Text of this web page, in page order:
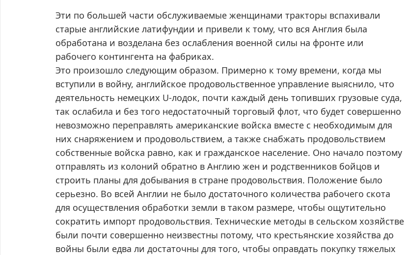
Эти по большей части обслуживаемые женщинами тракторы вспахивали
старые английские латифундии и привели к тому, что вся Англия была
обработана и возделана без ослабления военной силы на фронте или
рабочего контингента на фабриках.
Это произошло следующим образом. Примерно к тому времени, когда мы
вступили в войну, английское продовольственное управление выяснило, что
деятельность немецких U-лодок, почти каждый день топивших грузовые суда,
так ослабила и без того недостаточный торговый флот, что будет совершенно
невозможно переправлять американские войска вместе с необходимым для
них снаряжением и продовольствием, а также снабжать продовольствием
собственные войска равно, как и гражданское население. Оно начало поэтому
отправлять из колоний обратно в Англию жен и родственников бойцов и
строить планы для добывания в стране продовольствия. Положение было
серьезно. Во всей Англии не было достаточного количества рабочего скота
для осуществления обработки земли в таком размере, чтобы ощутительно
сократить импорт продовольствия. Технические методы в сельском хозяйстве
были почти совершенно неизвестны потому, что крестьянские хозяйства до
войны были едва ли достаточны для того, чтобы оправдать покупку тяжелых